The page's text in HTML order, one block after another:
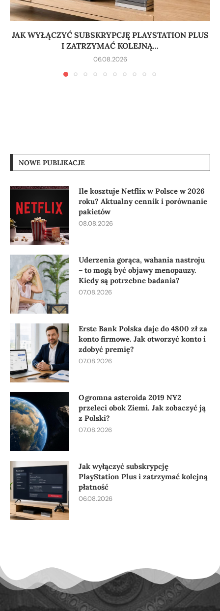
JAK WYŁĄCZYĆ SUBSKRYPCJĘ PLAYSTATION PLUS
I ZATRZYMAĆ KOLEJNĄ...
06.08.2026
NOWE PUBLIKACJE
Ile kosztuje Netflix w Polsce w 2026
roku? Aktualny cennik i porównanie
pakietów
08.08.2026
Uderzenia gorąca, wahania nastroju
– to mogą być objawy menopauzy.
Kiedy są potrzebne badania?
07.08.2026
Erste Bank Polska daje do 4800 zł za
konto firmowe. Jak otworzyć konto i
zdobyć premię?
07.08.2026
Ogromna asteroida 2019 NY2
przeleci obok Ziemi. Jak zobaczyć ją
z Polski?
07.08.2026
Jak wyłączyć subskrypcję
PlayStation Plus i zatrzymać kolejną
płatność
06.08.2026